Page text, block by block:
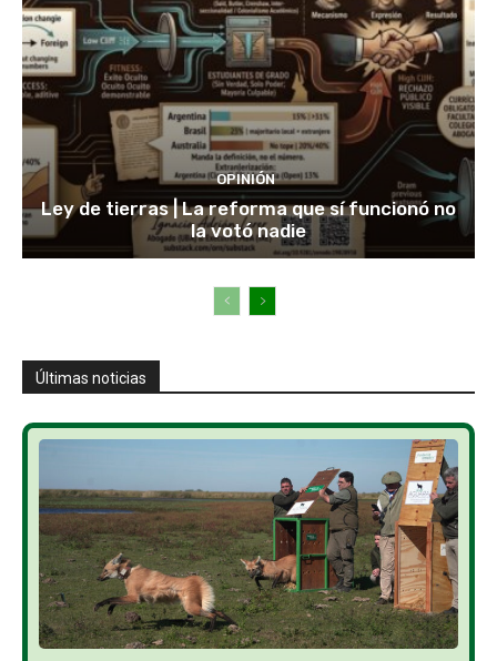
OPINIÓN
Ley de tierras | La reforma que sí funcionó no
la votó nadie
Últimas noticias